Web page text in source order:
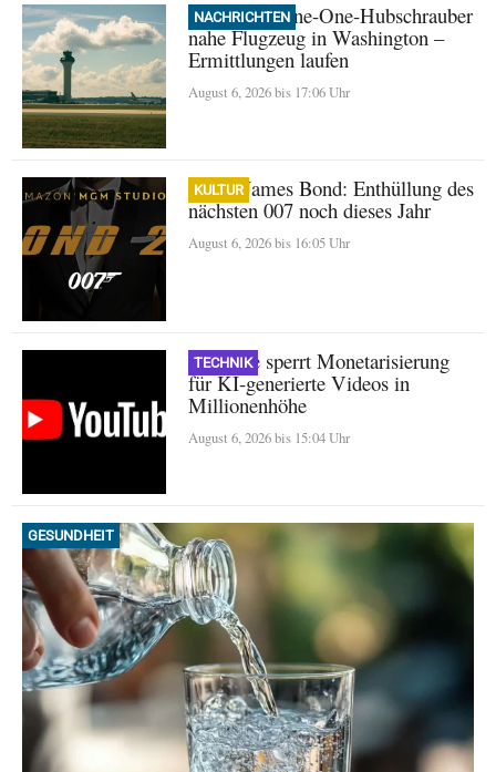
NACHRICHTEN
Trump: Marine-One-Hubschrauber
nahe Flugzeug in Washington –
Ermittlungen laufen
August 6, 2026 bis 17:06 Uhr
KULTUR
Neuer James Bond: Enthüllung des
nächsten 007 noch dieses Jahr
August 6, 2026 bis 16:05 Uhr
TECHNIK
YouTube sperrt Monetarisierung
für KI-generierte Videos in
Millionenhöhe
August 6, 2026 bis 15:04 Uhr
GESUNDHEIT